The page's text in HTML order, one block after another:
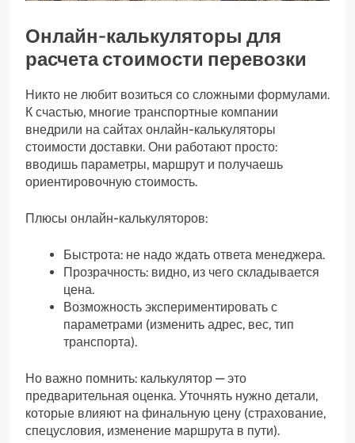
Онлайн-калькуляторы для
расчета стоимости перевозки
Никто не любит возиться со сложными формулами.
К счастью, многие транспортные компании
внедрили на сайтах онлайн-калькуляторы
стоимости доставки. Они работают просто:
вводишь параметры, маршрут и получаешь
ориентировочную стоимость.
Плюсы онлайн-калькуляторов:
Быстрота: не надо ждать ответа менеджера.
Прозрачность: видно, из чего складывается
цена.
Возможность экспериментировать с
параметрами (изменить адрес, вес, тип
транспорта).
Но важно помнить: калькулятор — это
предварительная оценка. Уточнять нужно детали,
которые влияют на финальную цену (страхование,
спецусловия, изменение маршрута в пути).